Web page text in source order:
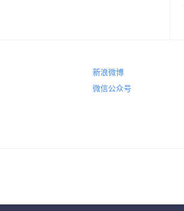
新浪微博
微信公众号